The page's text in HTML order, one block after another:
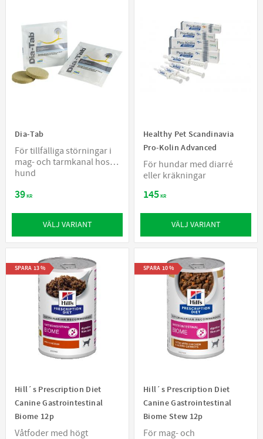
Dia-Tab
För tillfälliga störningar i
mag- och tarmkanal hos
hund
39KR
VÄLJ VARIANT
Healthy Pet Scandinavia
Pro-Kolin Advanced
För hundar med diarré
eller kräkningar
145KR
VÄLJ VARIANT
Hill´s Prescription Diet
Canine Gastrointestinal
Biome 12p
Våtfoder med högt
SPARA 13%
Hill´s Prescription Diet
Canine Gastrointestinal
Biome Stew 12p
För mag- och
SPARA 10%